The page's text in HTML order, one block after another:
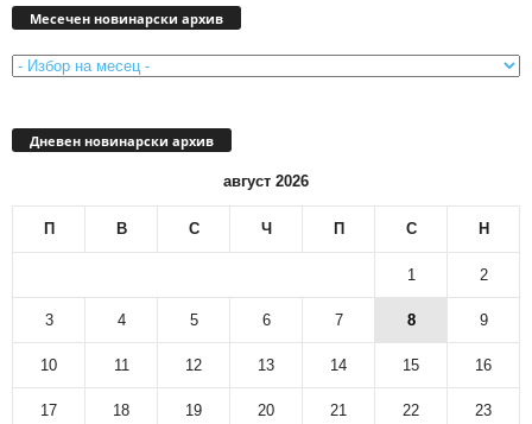
Месечен новинарски архив
Дневен новинарски архив
август 2026
П В С Ч П С Н
1 2
3 4 5 6 7 8 9
10 11 12 13 14 15 16
17 18 19 20 21 22 23